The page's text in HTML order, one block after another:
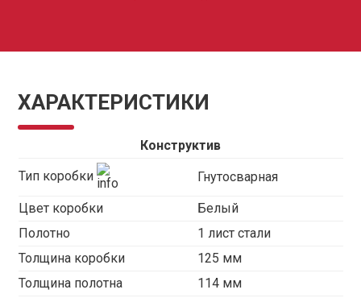
ХАРАКТЕРИСТИКИ
Конструктив
Тип коробки Гнутосварная
Цвет коробки
Белый
Полотно
1 лист стали
Толщина коробки
125 мм
Толщина полотна
114 мм